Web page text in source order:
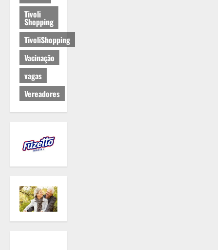
Tivoli
Shopping
TivoliShopping
Vacinação
vagas
Vereadores